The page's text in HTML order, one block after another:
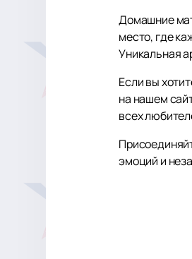
Домашние
место, где
Уникальная
Если вы
на нашем
всех
эмоций и